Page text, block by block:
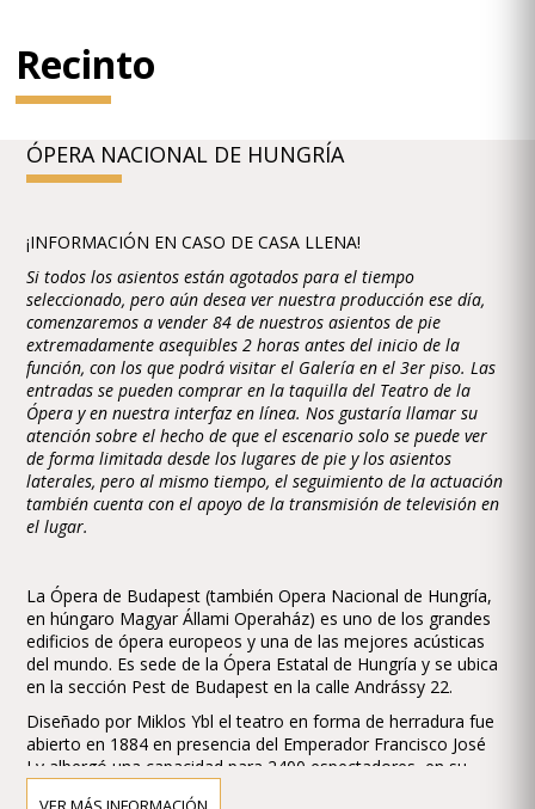
Recinto
ÓPERA NACIONAL DE HUNGRÍA
¡INFORMACIÓN EN CASO DE CASA LLENA!
Si todos los asientos están agotados para el tiempo
seleccionado, pero aún desea ver nuestra producción ese día,
comenzaremos a vender 84 de nuestros asientos de pie
extremadamente asequibles 2 horas antes del inicio de la
función, con los que podrá visitar el Galería en el 3er piso. Las
entradas se pueden comprar en la taquilla del Teatro de la
Ópera y en nuestra interfaz en línea. Nos gustaría llamar su
atención sobre el hecho de que el escenario solo se puede ver
de forma limitada desde los lugares de pie y los asientos
laterales, pero al mismo tiempo, el seguimiento de la actuación
también cuenta con el apoyo de la transmisión de televisión en
el lugar.
La Ópera de Budapest (también Opera Nacional de Hungría,
en húngaro Magyar Állami Operaház) es uno de los grandes
edificios de ópera europeos y una de las mejores acústicas
del mundo. Es sede de la Ópera Estatal de Hungría y se ubica
en la sección Pest de Budapest en la calle Andrássy 22.
Diseñado por Miklos Ybl el teatro en forma de herradura fue
abierto en 1884 en presencia del Emperador Francisco José
I y albergó una capacidad para 2400 espectadores, en su